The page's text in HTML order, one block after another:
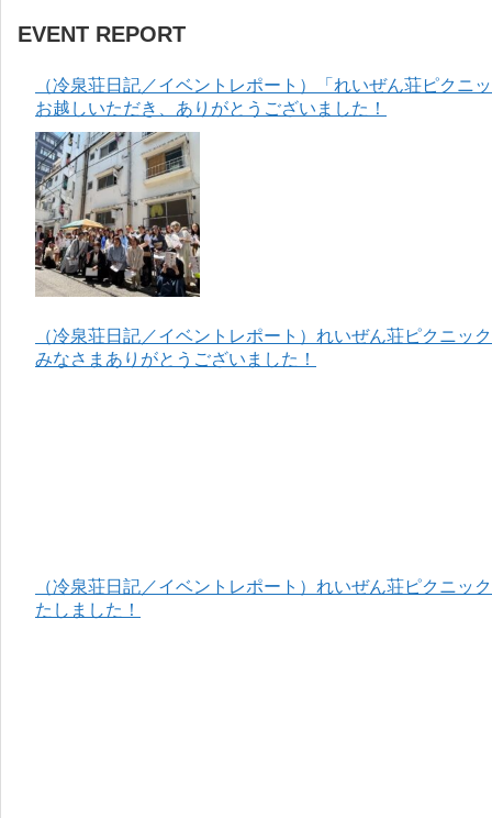
EVENT REPORT
（冷泉荘日記／イベントレポート）「れいぜん荘ピクニ
お越しいただき、ありがとうございました！
（冷泉荘日記／イベントレポート）れいぜん荘ピクニッ
みなさまありがとうございました！
（冷泉荘日記／イベントレポート）れいぜん荘ピクニッ
たしました！